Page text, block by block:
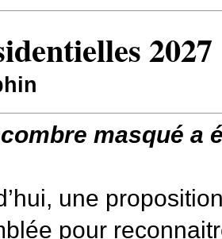
2027
masqué a
une
pour